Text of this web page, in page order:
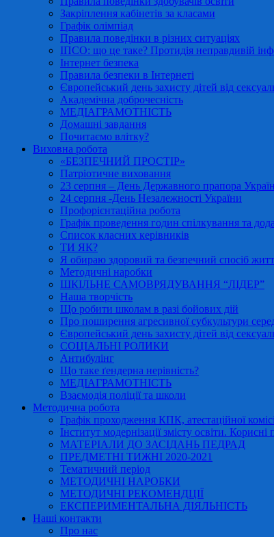
Закріплення кабінетів за класами
Графік олімпіад
Правила поведінки в різних ситуаціях
ІПСО: що це таке? Протидія неправдивій
Інтернет безпека
Правила безпеки в Інтернеті
Європейський день захисту дітей від
Академічна доброчесність
МЕДІАГРАМОТНІСТЬ
Домашні завдання
Почитаємо влітку?
Виховна робота
«БЕЗПЕЧНИЙ ПРОСТІР»
Патріотичне виховання
23 серпня – День Державного прапора
24 серпня -День Незалежності України
Профорієнтаційна робота
Графік проведення годин спілкування та
Список класних керівників
ТИ ЯК?
Я обираю здоровий та безпечний спосіб
Методичні наробки
ШКІЛЬНЕ САМОВРЯДУВАННЯ “ЛІДЕР”
Наша творчість
Що робити школам в разі бойових дій
Про поширення агресивної субкультури серед
Європейський день захисту дітей від
СОЦІАЛЬНІ РОЛИКИ
Антибулінг
Що таке ґендерна нерівність?
МЕДІАГРАМОТНІСТЬ
Взаємодія поліції та школи
Методична робота
Графік проходження КПК, атестаційної
Інститут модернізації змісту освіти.
МАТЕРІАЛИ ДО ЗАСІДАНЬ ПЕДРАД
ПРЕДМЕТНІ ТИЖНІ 2020-2021
Тематичний період
МЕТОДИЧНІ НАРОБКИ
МЕТОДИЧНІ РЕКОМЕНДЦІЇ
ЕКСПЕРИМЕНТАЛЬНА ДІЯЛЬНІСТЬ
Наші контакти
Про нас